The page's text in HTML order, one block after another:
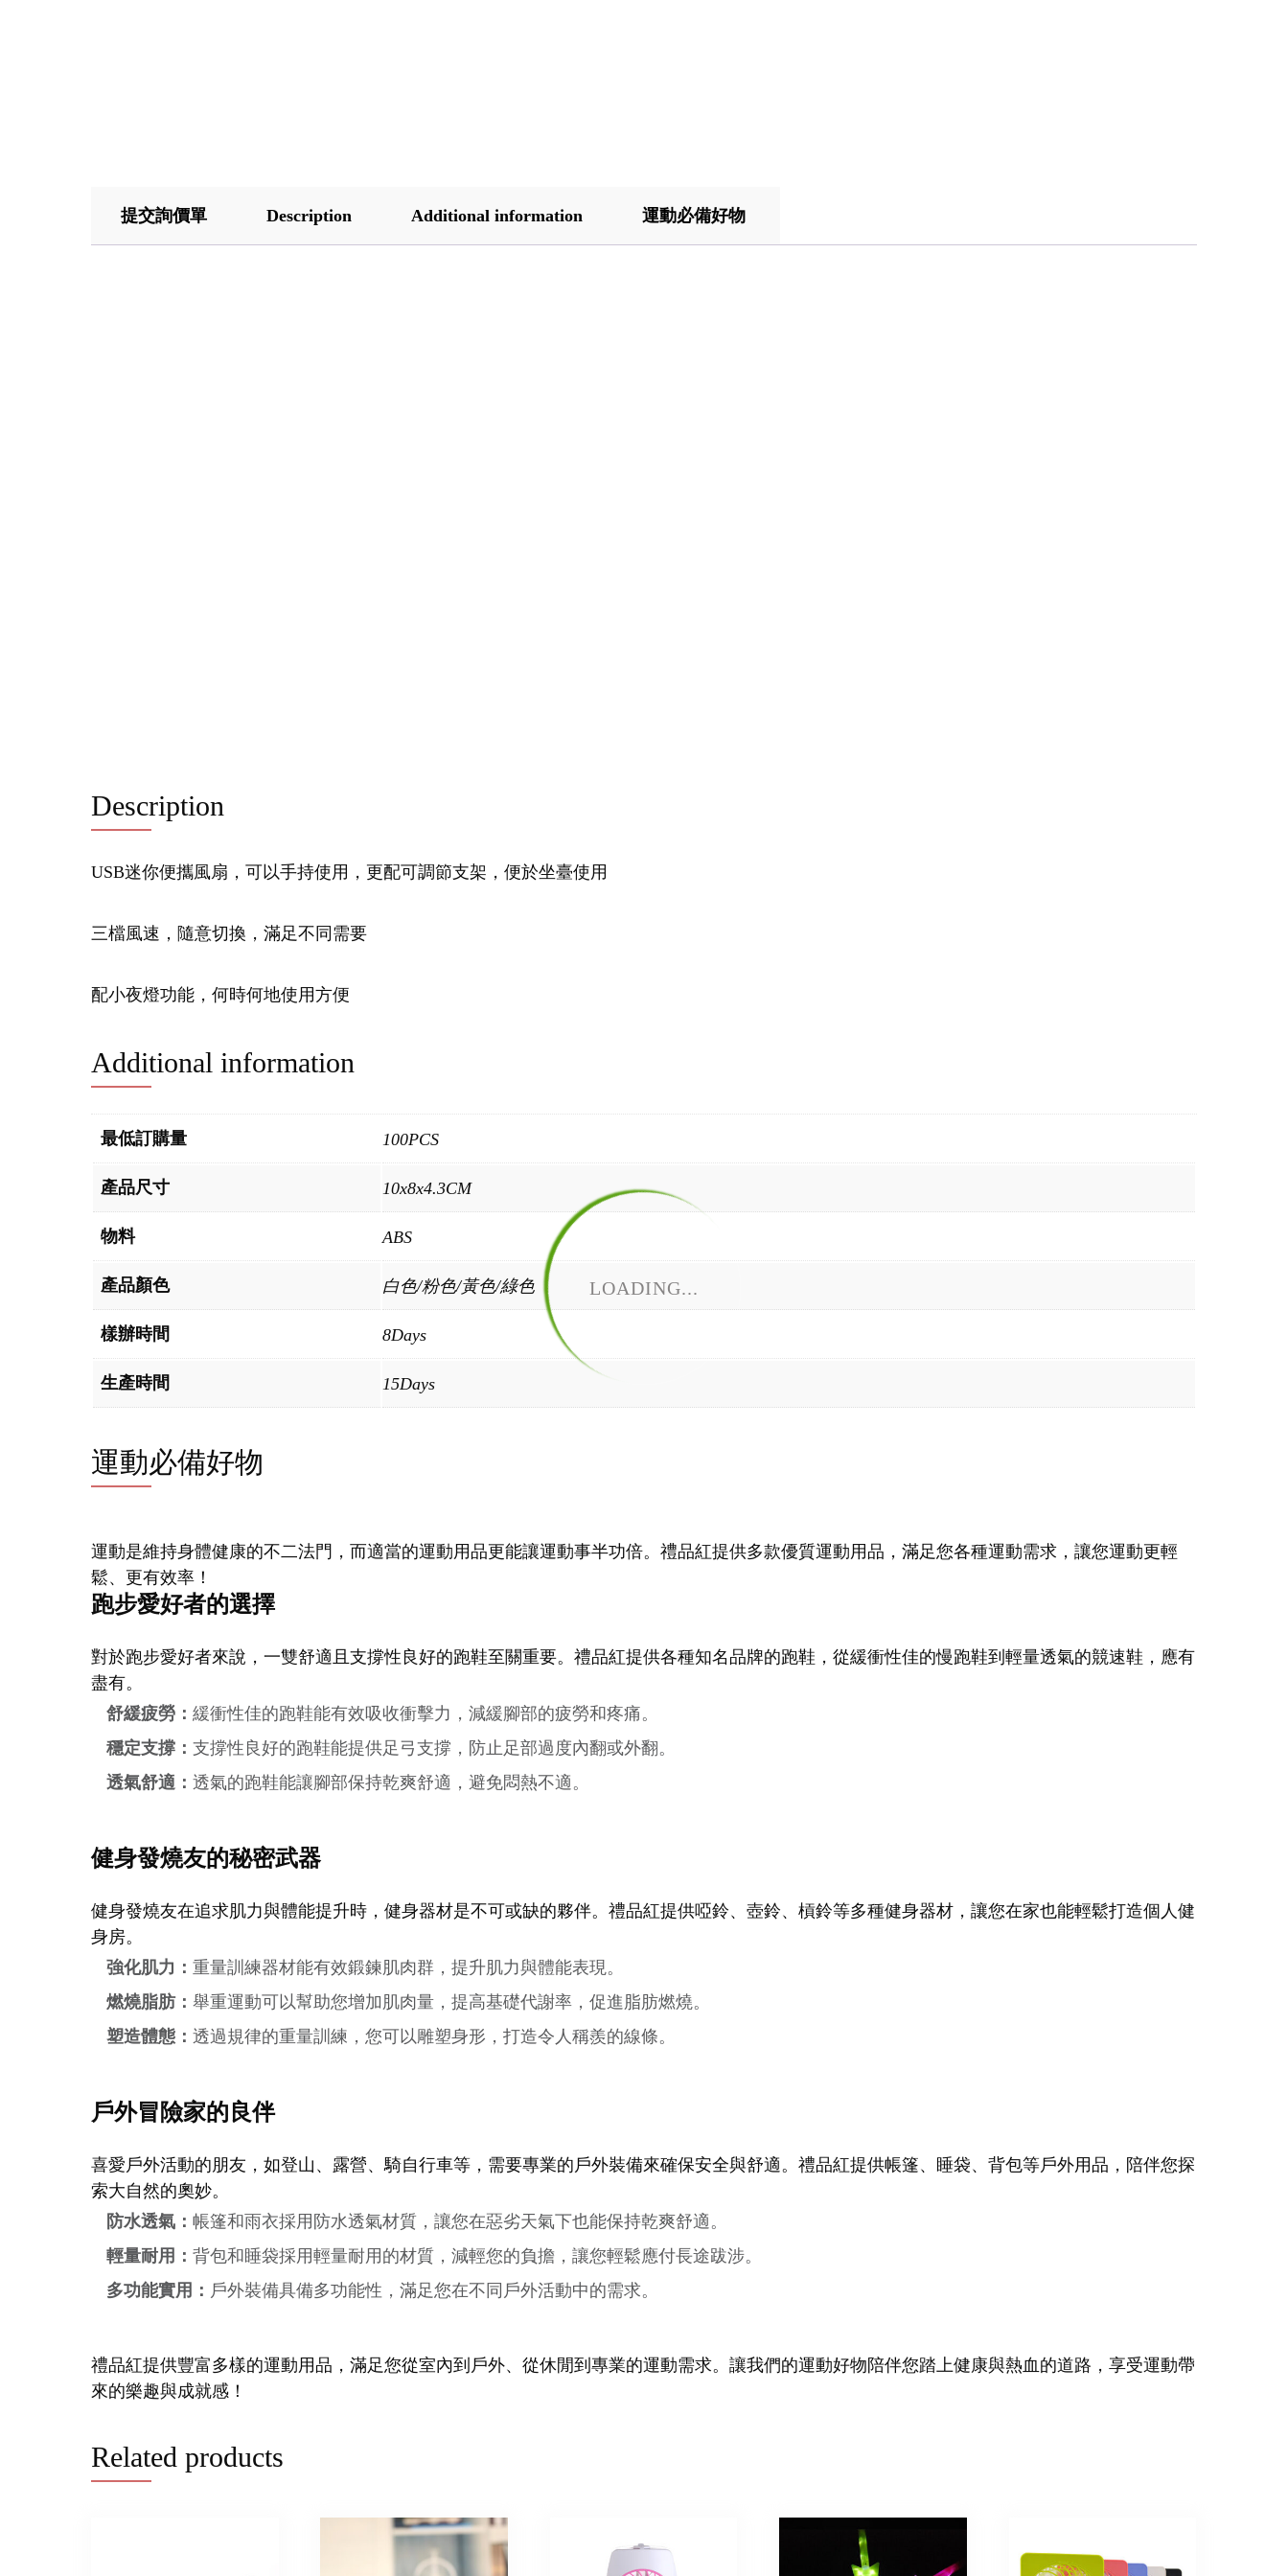
LOADING...
提交詢價單 Description Additional information 運動必備好物
Description
USB迷你便攜風扇，可以手持使用，更配可調節支架，便於坐臺使用
三檔風速，隨意切換，滿足不同需要
配小夜燈功能，何時何地使用方便
Additional information
最低訂購量 100PCS
產品尺寸 10x8x4.3CM
物料 ABS
產品顏色 白色/粉色/黃色/綠色
樣辦時間 8Days
生產時間 15Days
運動必備好物
運動是維持身體健康的不二法門，而適當的運動用品更能讓運動事半功倍。禮品紅提供多款優質運動用品，滿足您各種運動需求，讓您運動更輕
鬆、更有效率！
跑步愛好者的選擇
對於跑步愛好者來說，一雙舒適且支撐性良好的跑鞋至關重要。禮品紅提供各種知名品牌的跑鞋，從緩衝性佳的慢跑鞋到輕量透氣的競速鞋，應有
盡有。
舒緩疲勞： 緩衝性佳的跑鞋能有效吸收衝擊力，減緩腳部的疲勞和疼痛。
穩定支撐： 支撐性良好的跑鞋能提供足弓支撐，防止足部過度內翻或外翻。
透氣舒適： 透氣的跑鞋能讓腳部保持乾爽舒適，避免悶熱不適。
健身發燒友的秘密武器
健身發燒友在追求肌力與體能提升時，健身器材是不可或缺的夥伴。禮品紅提供啞鈴、壺鈴、槓鈴等多種健身器材，讓您在家也能輕鬆打造個人健
身房。
強化肌力： 重量訓練器材能有效鍛鍊肌肉群，提升肌力與體能表現。
燃燒脂肪： 舉重運動可以幫助您增加肌肉量，提高基礎代謝率，促進脂肪燃燒。
塑造體態： 透過規律的重量訓練，您可以雕塑身形，打造令人稱羨的線條。
戶外冒險家的良伴
喜愛戶外活動的朋友，如登山、露營、騎自行車等，需要專業的戶外裝備來確保安全與舒適。禮品紅提供帳篷、睡袋、背包等戶外用品，陪伴您探
索大自然的奧妙。
防水透氣： 帳篷和雨衣採用防水透氣材質，讓您在惡劣天氣下也能保持乾爽舒適。
輕量耐用： 背包和睡袋採用輕量耐用的材質，減輕您的負擔，讓您輕鬆應付長途跋涉。
多功能實用： 戶外裝備具備多功能性，滿足您在不同戶外活動中的需求。
禮品紅提供豐富多樣的運動用品，滿足您從室內到戶外、從休閒到專業的運動需求。讓我們的運動好物陪伴您踏上健康與熱血的道路，享受運動帶
來的樂趣與成就感！
Related products